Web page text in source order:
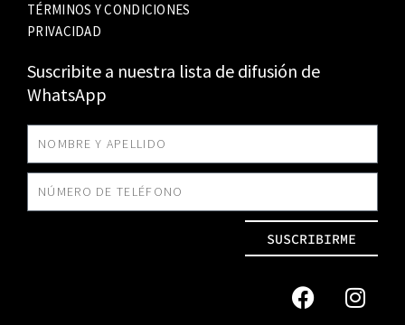
TÉRMINOS Y CONDICIONES
PRIVACIDAD
Suscribite a nuestra lista de difusión de
WhatsApp
SUSCRIBIRME